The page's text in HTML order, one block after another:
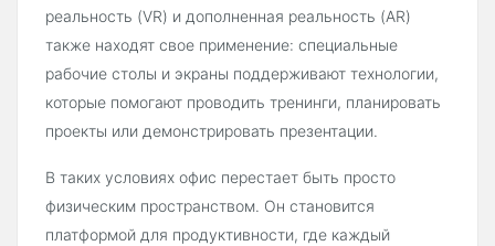
реальность (VR) и дополненная реальность (AR)
также находят свое применение: специальные
рабочие столы и экраны поддерживают технологии,
которые помогают проводить тренинги, планировать
проекты или демонстрировать презентации.
В таких условиях офис перестает быть просто
физическим пространством. Он становится
платформой для продуктивности, где каждый